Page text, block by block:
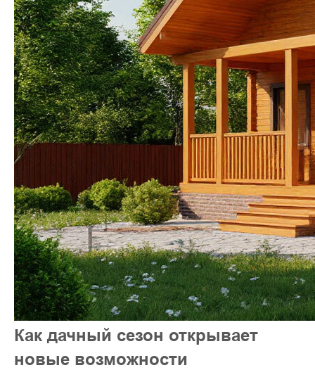
Как дачный сезон открывает
новые возможности